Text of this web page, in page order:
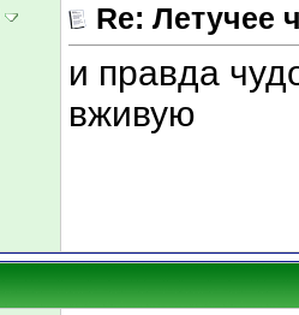
Re: Летучее
и правда
вживую